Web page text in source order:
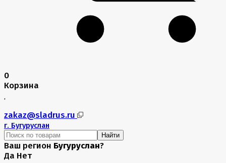
0
Корзина
zakaz@sladrus.ru
г. Бугуруслан
Найти
Ваш регион Бугуруслан?
Да Нет